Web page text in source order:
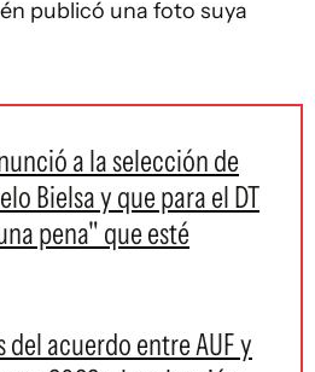
publicó una foto suya
a la selección de
Bielsa y que para el DT
pena" que esté
del acuerdo entre AUF y